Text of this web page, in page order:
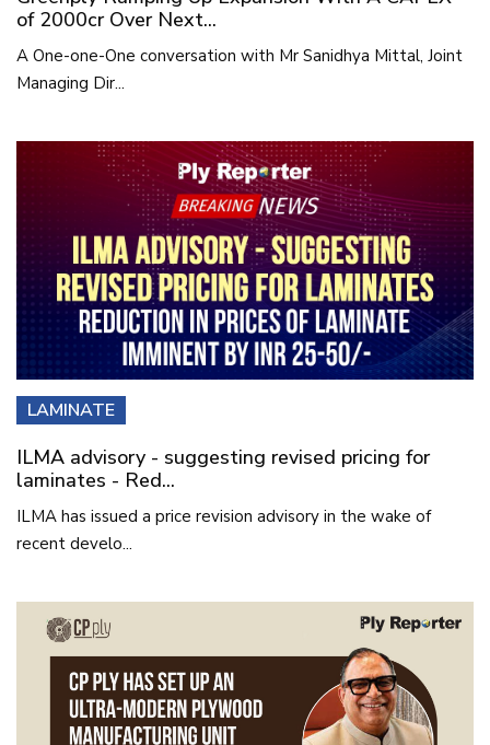
of 2000cr Over Next...
A One-one-One conversation with Mr Sanidhya Mittal, Joint
Managing Dir...
LAMINATE
ILMA advisory - suggesting revised pricing for
laminates - Red...
ILMA has issued a price revision advisory in the wake of
recent develo...